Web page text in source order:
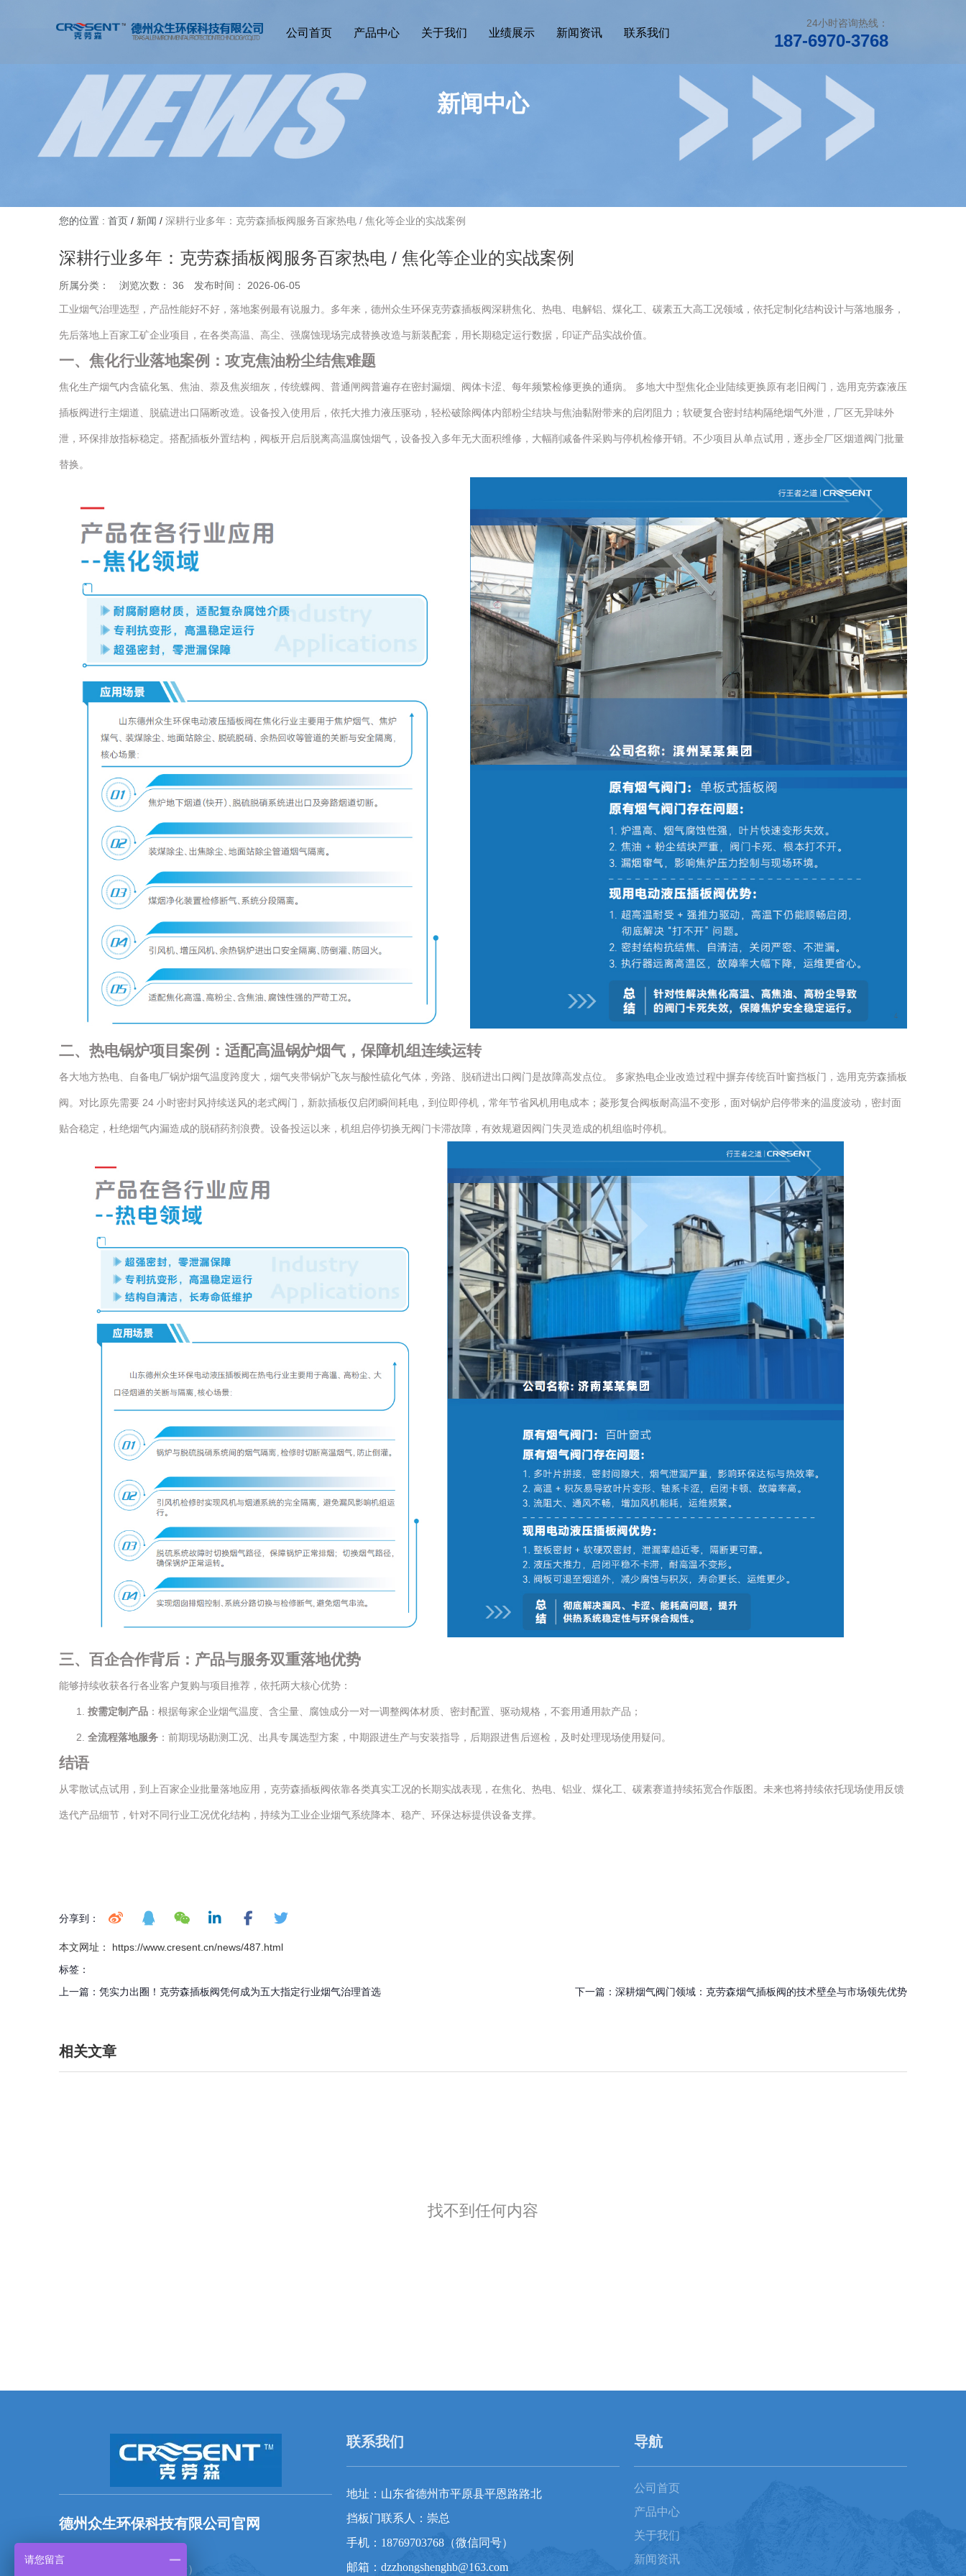
公司首页 产品中心 关于我们 业绩展示 新闻资讯 联系我们
24小时咨询热线：
187-6970-3768
新闻中心
您的位置 : 首页 / 新闻 / 深耕行业多年：克劳森插板阀服务百家热电 / 焦化等企业的实战案例
深耕行业多年：克劳森插板阀服务百家热电 / 焦化等企业的实战案例
所属分类： 浏览次数： 36 发布时间： 2026-06-05
工业烟气治理选型，产品性能好不好，落地案例最有说服力。多年来，德州众生环保克劳森插板阀深耕焦化、热电、电解铝、煤化工、碳素五大高工况领域，依托定制化结构设计与落地服务，
先后落地上百家工矿企业项目，在各类高温、高尘、强腐蚀现场完成替换改造与新装配套，用长期稳定运行数据，印证产品实战价值。
一、焦化行业落地案例：攻克焦油粉尘结焦难题
焦化生产烟气内含硫化氢、焦油、萘及焦炭细灰，传统蝶阀、普通闸阀普遍存在密封漏烟、阀体卡涩、每年频繁检修更换的通病。 多地大中型焦化企业陆续更换原有老旧阀门，选用克劳森液压
插板阀进行主烟道、脱硫进出口隔断改造。设备投入使用后，依托大推力液压驱动，轻松破除阀体内部粉尘结块与焦油黏附带来的启闭阻力；软硬复合密封结构隔绝烟气外泄，厂区无异味外
泄，环保排放指标稳定。搭配插板外置结构，阀板开启后脱离高温腐蚀烟气，设备投入多年无大面积维修，大幅削减备件采购与停机检修开销。不少项目从单点试用，逐步全厂区烟道阀门批量
替换。
二、热电锅炉项目案例：适配高温锅炉烟气，保障机组连续运转
各大地方热电、自备电厂锅炉烟气温度跨度大，烟气夹带锅炉飞灰与酸性硫化气体，旁路、脱硝进出口阀门是故障高发点位。 多家热电企业改造过程中摒弃传统百叶窗挡板门，选用克劳森插板
阀。对比原先需要 24 小时密封风持续送风的老式阀门，新款插板仅启闭瞬间耗电，到位即停机，常年节省风机用电成本；菱形复合阀板耐高温不变形，面对锅炉启停带来的温度波动，密封面
贴合稳定，杜绝烟气内漏造成的脱硝药剂浪费。设备投运以来，机组启停切换无阀门卡滞故障，有效规避因阀门失灵造成的机组临时停机。
三、 百企合作背后：产品与服务双重落地优势
能够持续收获各行各业客户复购与项目推荐，依托两大核心优势：
按需定制产品 ：根据每家企业烟气温度、含尘量、腐蚀成分一对一调整阀体材质、密封配置、驱动规格，不套用通用款产品；
全流程落地服务 ：前期现场勘测工况、出具专属选型方案，中期跟进生产与安装指导，后期跟进售后巡检，及时处理现场使用疑问。
结语
从零散试点试用，到上百家企业批量落地应用，克劳森插板阀依靠各类真实工况的长期实战表现，在焦化、热电、铝业、煤化工、碳素赛道持续拓宽合作版图。未来也将持续依托现场使用反馈
迭代产品细节，针对不同行业工况优化结构，持续为工业企业烟气系统降本、稳产、环保达标提供设备支撑。
分享到：
本文网址： https://www.cresent.cn/news/487.html
标签：
上一篇： 凭实力出圈！克劳森插板阀凭何成为五大指定行业烟气治理首选 下一篇： 深耕烟气阀门领域：克劳森烟气插板阀的技术壁垒与市场领先优势
相关文章
找不到任何内容
德州众生环保科技有限公司官网
18769703768（微信同号）
联系我们
地址：山东省德州市平原县平恩路路北
挡板门联系人：崇总
手机：18769703768（微信同号）
邮箱：dzzhongshenghb@163.com
导航
公司首页
产品中心
关于我们
新闻资讯
请您留言